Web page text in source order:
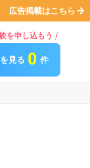
広告掲載はこちら
を申し込もう
見る 0 件